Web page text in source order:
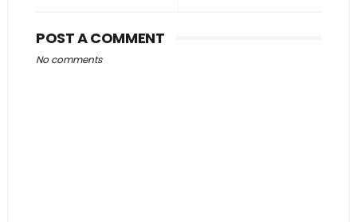
POST A COMMENT
No comments